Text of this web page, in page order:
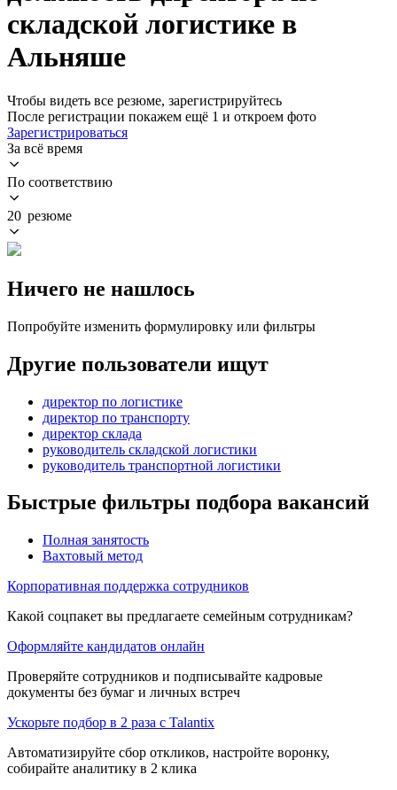
складской логистике в
Альняше
Чтобы видеть все резюме, зарегистрируйтесь
После регистрации покажем ещё 1 и откроем фото
Зарегистрироваться
За всё время
По соответствию
20 резюме
Ничего не нашлось
Попробуйте изменить формулировку или фильтры
Другие пользователи ищут
директор по логистике
директор по транспорту
директор склада
руководитель складской логистики
руководитель транспортной логистики
Быстрые фильтры подбора вакансий
Полная занятость
Вахтовый метод
Корпоративная поддержка сотрудников
Какой соцпакет вы предлагаете семейным сотрудникам?
Оформляйте кандидатов онлайн
Проверяйте сотрудников и подписывайте кадровые
документы без бумаг и личных встреч
Ускорьте подбор в 2 раза с Talantix
Автоматизируйте сбор откликов, настройте воронку,
собирайте аналитику в 2 клика